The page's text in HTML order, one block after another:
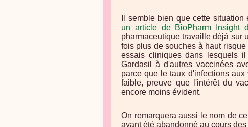
Il semble bien que cette
un article de BioPharm Insight
pharmaceutique travaille déjà sur
fois plus de souches à haut
essais cliniques dans lesquels
Gardasil à d'autres vaccinées
parce que le taux d'infections
faible, preuve que l'intérêt du
encore moins évident.
On remarquera aussi le nom de
ayant été abandonné au cours